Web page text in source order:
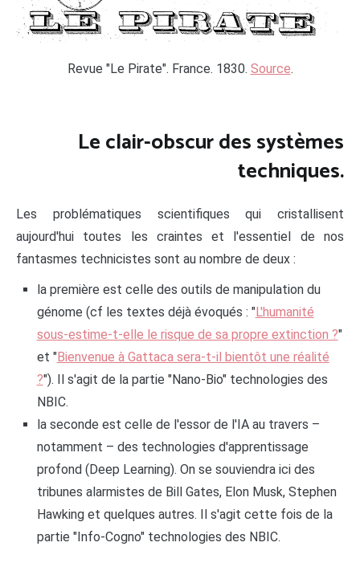
Revue "Le Pirate". France. 1830. Source.
Le clair-obscur des systèmes
techniques.
Les problématiques scientifiques qui cristallisent
aujourd'hui toutes les craintes et l'essentiel de nos
fantasmes technicistes sont au nombre de deux :
la première est celle des outils de manipulation du
génome (cf les textes déjà évoqués : "L'humanité
sous-estime-t-elle le risque de sa propre extinction ?"
et "Bienvenue à Gattaca sera-t-il bientôt une réalité
?"). Il s'agit de la partie "Nano-Bio" technologies des
NBIC.
la seconde est celle de l'essor de l'IA au travers –
notamment – des technologies d'apprentissage
profond (Deep Learning). On se souviendra ici des
tribunes alarmistes de Bill Gates, Elon Musk, Stephen
Hawking et quelques autres. Il s'agit cette fois de la
partie "Info-Cogno" technologies des NBIC.